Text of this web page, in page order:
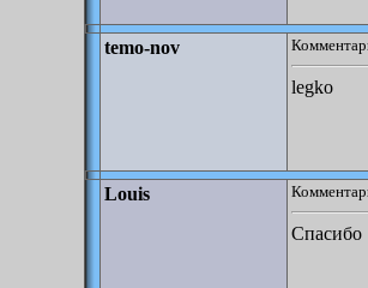
temo-nov
legko
Louis
Спасибо